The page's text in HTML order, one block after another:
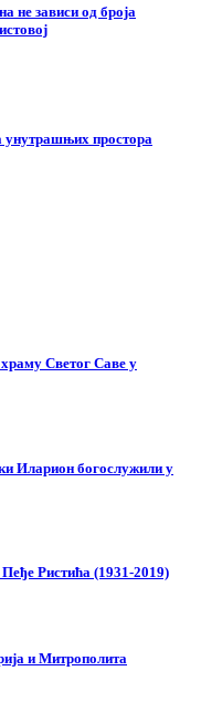
не зависи од броја
унутрашњих простора
Светог Саве у
Иларион богослужили у
Ристића (1931-2019)
и Митрополита